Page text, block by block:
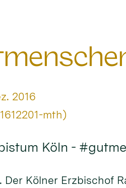
2016
mth)
Köln -
Der Kölner Erzbischof